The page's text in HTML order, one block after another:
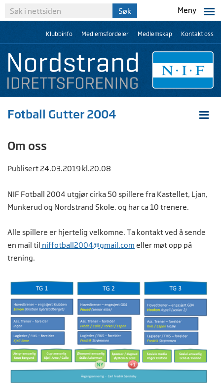
Meny
Klubbinfo Medlemsfordeler Medlemskap Kontakt oss
Fotball Gutter 2004
Om oss
Publisert 24.03.2019 kl.20.08
NIF Fotball 2004 utgjør cirka 50 spillere fra Kastellet, Ljan,
Munkerud og Nordstrand Skole, og har ca 10 trenere.
Alle spillere er hjertelig velkomne. Ta kontakt ved å sende
en mail til niffotball2004@gmail.com eller møt opp på
trening.